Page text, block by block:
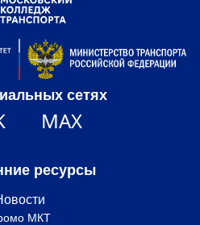
сетях
MAX
ресурсы
МКТ